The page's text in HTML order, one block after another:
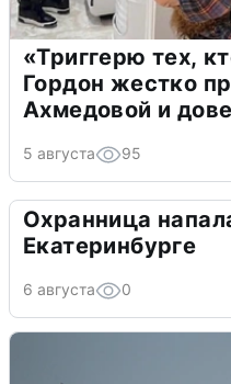
«Триггерю тех,
Гордон жестко
Ахмедовой и
5 августа 95
Охранница
Екатеринбурге
6 августа 0